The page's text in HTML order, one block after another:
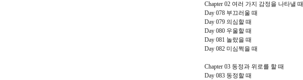
Chapter 02 여러 가지 감정을 나타낼 때
Day 078 부끄러울 때
Day 079 의심할 때
Day 080 우울할 때
Day 081 놀랐을 때
Day 082 미심쩍을 때
Chapter 03 동정과 위로를 할 때
Day 083 동정할 때